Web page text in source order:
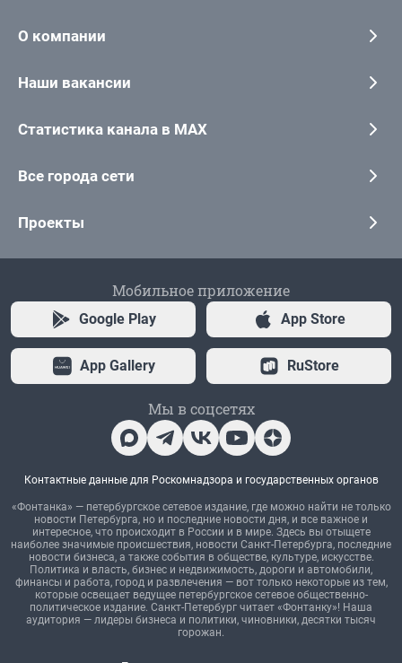
О компании
Наши вакансии
Статистика канала в MAX
Все города сети
Проекты
Мобильное приложение
Google Play App Store
App Gallery RuStore
Мы в соцсетях
Контактные данные для Роскомнадзора и государственных органов
«Фонтанка» — петербургское сетевое издание, где можно найти не только
новости Петербурга, но и последние новости дня, и все важное и
интересное, что происходит в России и в мире. Здесь вы отыщете
наиболее значимые происшествия, новости Санкт-Петербурга, последние
новости бизнеса, а также события в обществе, культуре, искусстве.
Политика и власть, бизнес и недвижимость, дороги и автомобили,
финансы и работа, город и развлечения — вот только некоторые из тем,
которые освещает ведущее петербургское сетевое общественно-
политическое издание. Санкт-Петербург читает «Фонтанку»! Наша
аудитория — лидеры бизнеса и политики, чиновники, десятки тысяч
горожан.